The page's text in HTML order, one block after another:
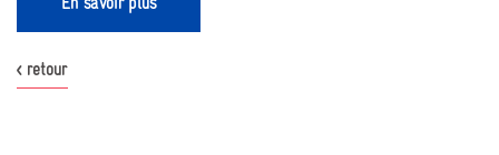
En savoir plus
< retour